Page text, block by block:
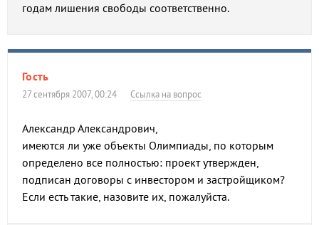
годам лишения свободы соответственно.
Гость
27 сентября 2007, 00:24 Ссылка на вопрос
Александр Александрович,
имеются ли уже объекты Олимпиады, по которым
определено все полностью: проект утвержден,
подписан договоры с инвестором и застройщиком?
Если есть такие, назовите их, пожалуйста.